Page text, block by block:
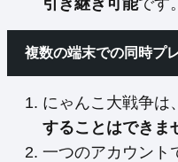
引き継ぎ可能です。
複数の端末での同時プ
にゃんこ大戦争は、
することはできま
一つのアカウント